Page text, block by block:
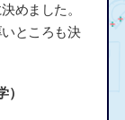
めました。
ところも決